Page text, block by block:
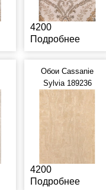
4200
Подробнее
Обои Cassanie
Sylvia 189236
4200
Подробнее